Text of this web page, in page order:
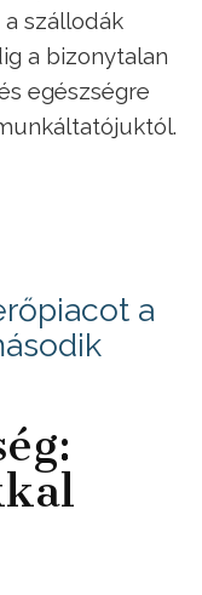
a szállodák
a bizonytalan
egészségre
a